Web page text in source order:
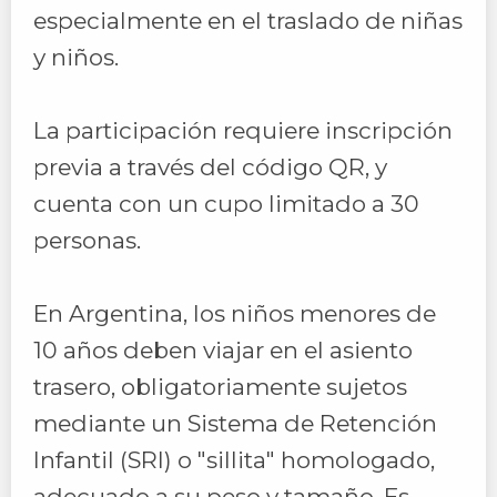
especialmente en el traslado de niñas
y niños.
La participación requiere inscripción
previa a través del código QR, y
cuenta con un cupo limitado a 30
personas.
En Argentina, los niños menores de
10 años deben viajar en el asiento
trasero, obligatoriamente sujetos
mediante un Sistema de Retención
Infantil (SRI) o "sillita" homologado,